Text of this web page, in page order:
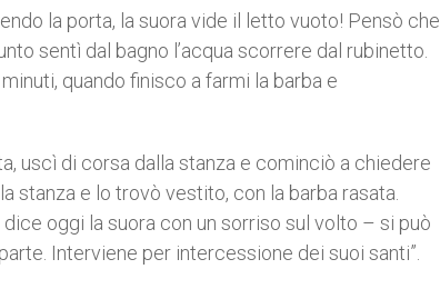
la porta, la suora vide il letto vuoto! Pensò che
sentì dal bagno l’acqua scorrere dal rubinetto.
quando finisco a farmi la barba e
uscì di corsa dalla stanza e cominciò a chiedere
stanza e lo trovò vestito, con la barba rasata.
oggi la suora con un sorriso sul volto – si può
Interviene per intercessione dei suoi santi”.